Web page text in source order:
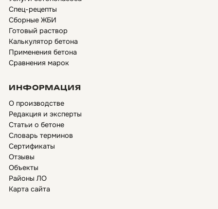
Спец-рецепты
Сборные ЖБИ
Готовый раствор
Калькулятор бетона
Применения бетона
Сравнения марок
ИНФОРМАЦИЯ
О производстве
Редакция и эксперты
Статьи о бетоне
Словарь терминов
Сертификаты
Отзывы
Объекты
Районы ЛО
Карта сайта